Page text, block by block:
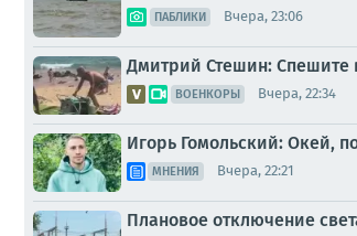
ПАБЛИКИ Вчера, 23:06
Дмитрий Стешин: Спешите
ВОЕНКОРЫ Вчера, 22:34
Игорь Гомольский: Окей,
МНЕНИЯ Вчера, 22:21
Плановое отключение